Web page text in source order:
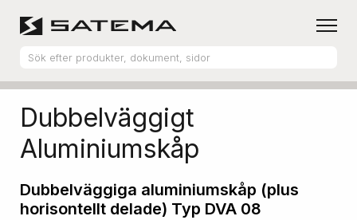
Produktsortiment Aluminiumskåp
Dubbelväggigt
Aluminiumskåp
Dubbelväggiga aluminiumskåp (plus
horisontellt delade) Typ DVA 08